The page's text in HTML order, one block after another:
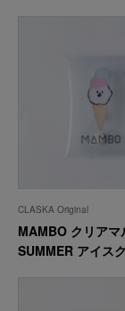
CLASKA Original
MAMBO クリアマ
SUMMER アイス